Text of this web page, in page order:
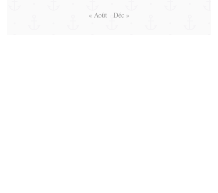
« Août Déc »